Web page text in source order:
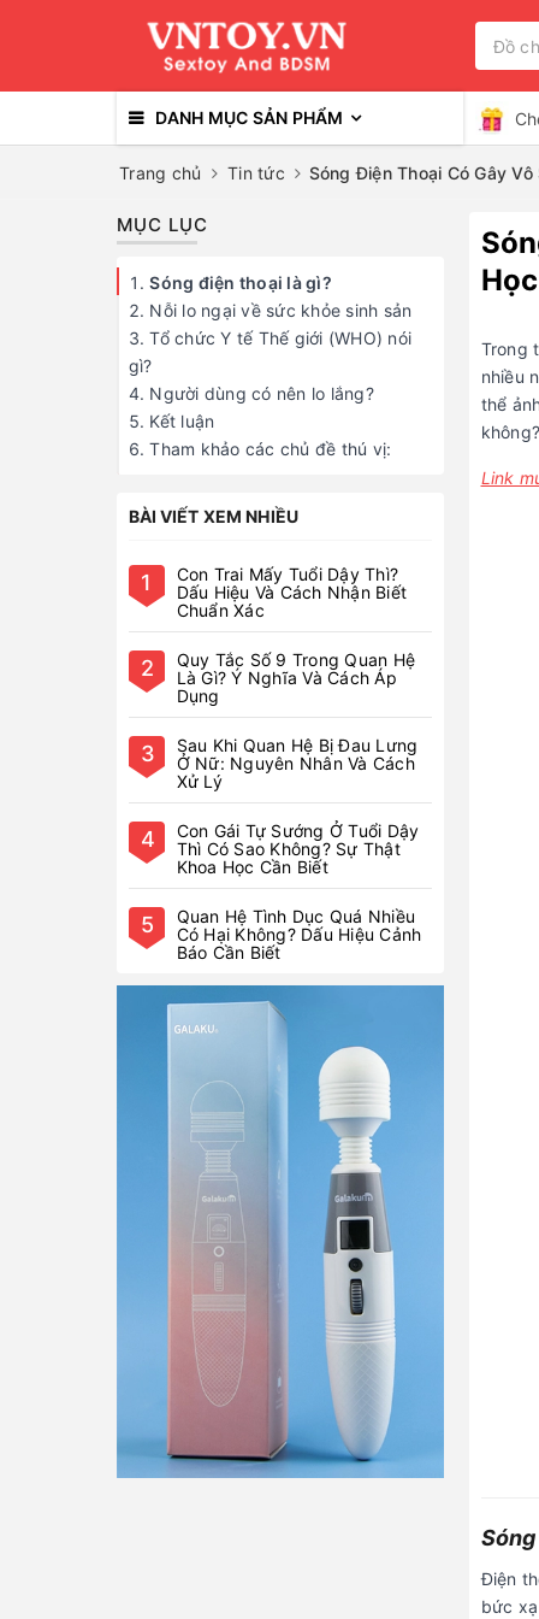
DANH MỤC SẢN PHẨM
Trang chủ Tin tức Sóng Điện Thoại Có Gây
Học
Trong
nhiều
thể
Link
Điện
bức
MỤC LỤC
Sóng điện thoại là gì?
Nỗi lo ngại về sức khỏe sinh sản
Tổ chức Y tế Thế giới (WHO) nói
gì?
Người dùng có nên lo lắng?
Kết luận
Tham khảo các chủ đề thú vị:
BÀI VIẾT XEM NHIỀU
1
Con Trai Mấy Tuổi Dậy Thì?
Dấu Hiệu Và Cách Nhận Biết
Chuẩn Xác
2
Quy Tắc Số 9 Trong Quan Hệ
Là Gì? Ý Nghĩa Và Cách Áp
Dụng
3
Sau Khi Quan Hệ Bị Đau Lưng
Ở Nữ: Nguyên Nhân Và Cách
Xử Lý
4
Con Gái Tự Sướng Ở Tuổi Dậy
Thì Có Sao Không? Sự Thật
Khoa Học Cần Biết
5
Quan Hệ Tình Dục Quá Nhiều
Có Hại Không? Dấu Hiệu Cảnh
Báo Cần Biết